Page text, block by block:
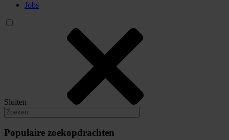
Jobs
Sluiten
Populaire zoekopdrachten